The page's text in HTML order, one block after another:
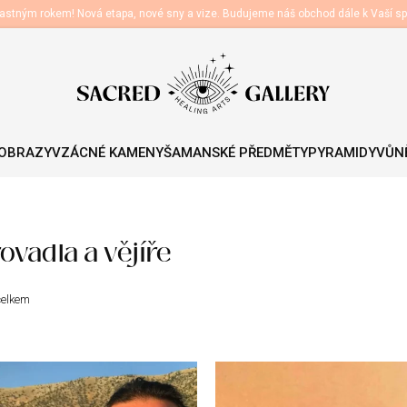
rokem! Nová etapa, nové sny a vize. Budujeme náš obchod dále k Vaší
VZÁCNÉ KAMENYŠAMANSKÉ PŘEDMĚTYPYRAMIDY
a vějíře